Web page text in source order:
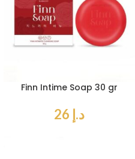
Finn Intime Soap 30 gr
د.إ